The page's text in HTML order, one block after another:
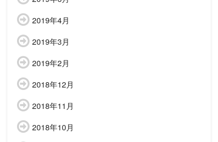
2019年4月
2019年3月
2019年2月
2018年12月
2018年11月
2018年10月